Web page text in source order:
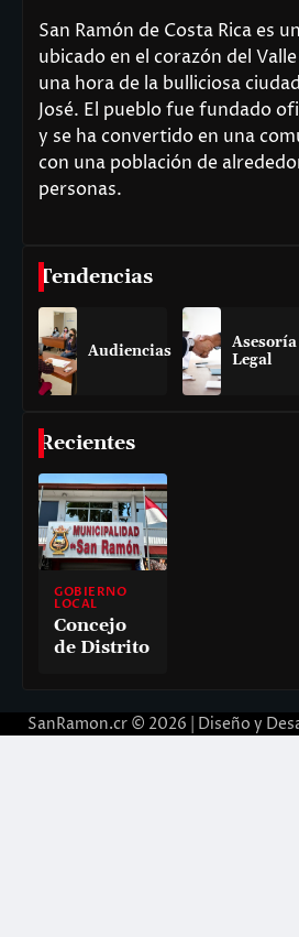
San Ramón de Costa Rica es
ubicado en el corazón del
una hora de la bulliciosa
José. El pueblo fue fundado
y se ha convertido en una
con una población de
personas.
Tendencias
Audiencias
Asesoría
Legal
Recientes
GOBIERNO
LOCAL
Concejo
de Distrito
SanRamon.cr © 2026 | Diseño y